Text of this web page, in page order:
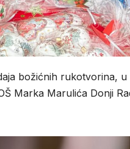
božićnih rukotvorina, u
Marka Marulića Donji